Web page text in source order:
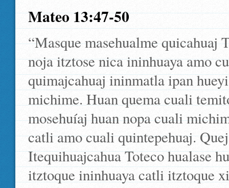
Mateo 13:47-50
“Masque masehualme
noja itztose nica ininhuaya amo
quimajcahuaj ininmatla ipan
michime. Huan quema cuali
mosehuíaj huan nopa cuali
catli amo cuali quintepehuaj.
Itequihuajcahua Toteco hualase
itztoque ininhuaya catli itztoque